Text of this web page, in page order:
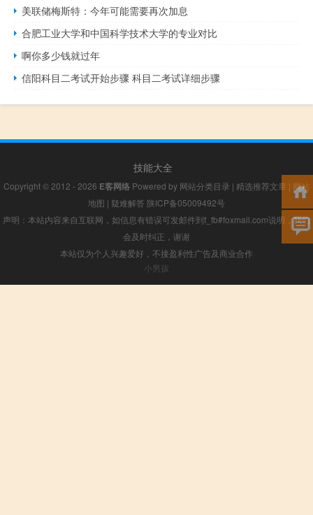
美联储梅斯特：今年可能需要再次加息
合肥工业大学和中国科学技术大学的专业对比
啊你多少钱就过年
信阳科目二考试开始步骤 科目二考试详细步骤
技能大全
Copyright © 2012 - 2026 E客网络 Powered by 网站分类目录 | 精选推荐文章 | 网站
地图 | 疑难解答 陕ICP备05009492号
声明：本站内容来自互联网，如信息有错误可发邮件到f_fb#foxmail.com说明，我们
会及时纠正，谢谢
本站仅为个人兴趣爱好，不接盈利性广告及商业合作
小男孩